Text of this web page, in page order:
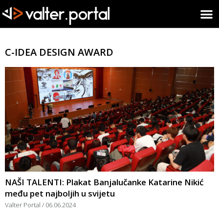
C-IDEA DESIGN AWARD
NAŠI TALENTI: Plakat Banjalučanke Katarine Nikić
među pet najboljih u svijetu
Valter Portal 06.06.2024